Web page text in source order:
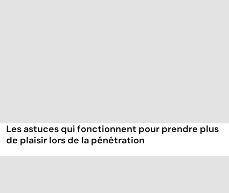
Les astuces qui fonctionnent pour prendre plus
de plaisir lors de la pénétration